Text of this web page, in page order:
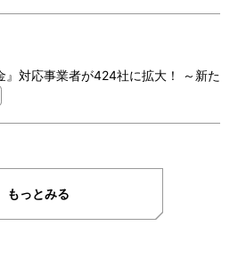
』対応事業者が424社に拡大！ ～新た
もっとみる